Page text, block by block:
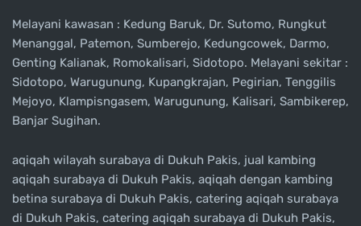
Melayani kawasan : Kedung Baruk, Dr. Sutomo, Rungkut
Menanggal, Patemon, Sumberejo, Kedungcowek, Darmo,
Genting Kalianak, Romokalisari, Sidotopo. Melayani sekitar :
Sidotopo, Warugunung, Kupangkrajan, Pegirian, Tenggilis
Mejoyo, Klampisngasem, Warugunung, Kalisari, Sambikerep,
Banjar Sugihan.
aqiqah wilayah surabaya di Dukuh Pakis, jual kambing
aqiqah surabaya di Dukuh Pakis, aqiqah dengan kambing
betina surabaya di Dukuh Pakis, catering aqiqah surabaya
di Dukuh Pakis, catering aqiqah surabaya di Dukuh Pakis,